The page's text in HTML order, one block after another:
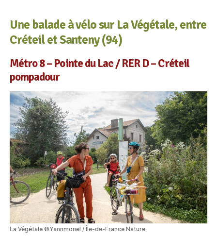
Une balade à vélo sur La Végétale, entre
Créteil et Santeny (94)
Métro 8 – Pointe du Lac / RER D – Créteil
pompadour
La Végétale ©Yannmonel / Île-de-France Nature